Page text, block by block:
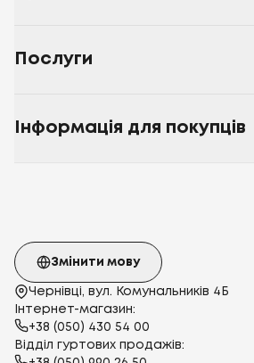
Послуги
Інформація для покупців
Чернівці, вул. Комунальників 4Б
Інтернет-магазин:
+38 (050) 430 54 00
Відділ гуртових продажів:
Змінити мову